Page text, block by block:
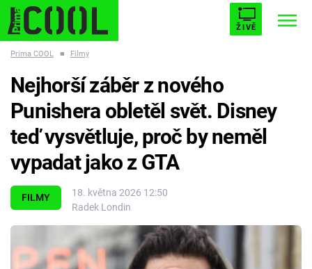
ŽIVĚ
ESCAPE PLNEJ KOTEL AVENGERS 5
Témata
Filmy
Seriály
Prima COOL ■ Filmy
FILMY
18. května 2026 12:50
Radek Londin
Nejhorší záběr z nového
Punishera obletěl svět. Disney
teď vysvětluje, proč by neměl
vypadat jako z GTA